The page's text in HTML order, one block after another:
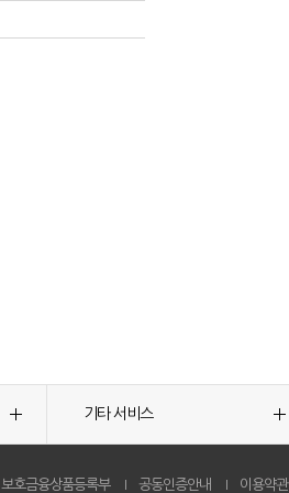
기타 서비스
보호금융상품등록부 공동인증안내 이용약관